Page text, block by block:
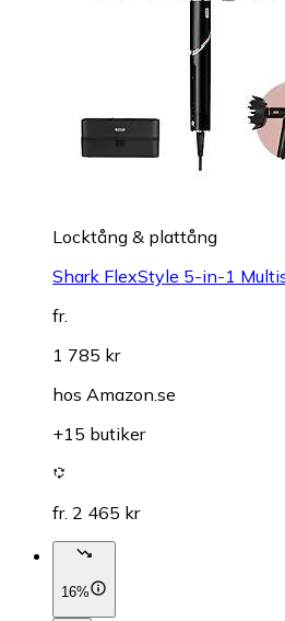
Locktång & plattång
Shark FlexStyle 5-in-1
fr.
1 785 kr
hos Amazon.se
+15 butiker
fr. 2 465 kr
16%